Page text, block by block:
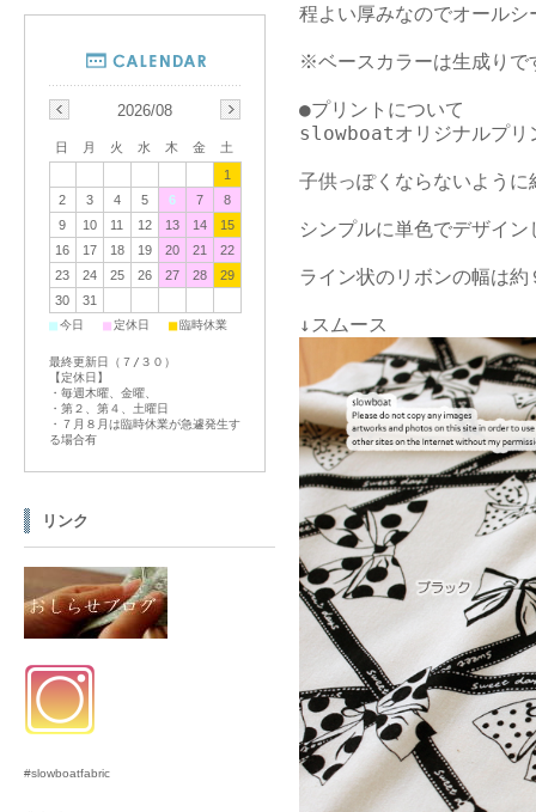
程よい厚みなのでオール
※ベースカラーは生成りで
●プリントについて
slowboatオリジナルプリ
子供っぽくならないよう
シンプルに単色でデザイン
ライン状のリボンの幅は
2026/08
日 月 火 水 木 金
土
1
2
3 4 5 6 7
8
9
10 11 12 13 14
15
16
17 18 19 20 21
22
23
24 25 26 27 28
29
30
31
■今日 ■定休日 ■臨時休業
最終更新日（７/３０）
【定休日】
・毎週木曜、金曜、
・第２、第４、土曜日
・７月８月は臨時休業が急遽発生す
る場合有
リンク
#slowboatfabric